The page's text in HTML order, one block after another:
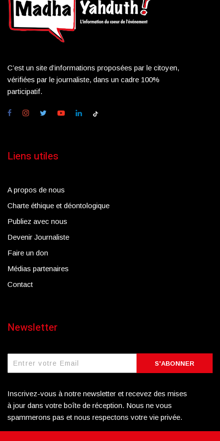
C’est un site d’informations proposées par le citoyen,
vérifiées par le journaliste, dans un cadre 100%
participatif.
Liens utiles
A propos de nous
Charte éthique et déontologique
Publiez avec nous
Devenir Journaliste
Faire un don
Médias partenaires
Contact
Newsletter
S'ABONNER
Inscrivez-vous à notre newsletter et recevez des mises
à jour dans votre boîte de réception. Nous ne vous
spammerons pas et nous respectons votre vie privée.